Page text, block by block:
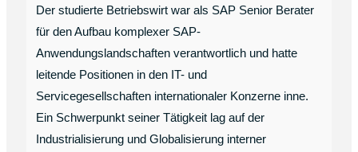
Der studierte Betriebswirt war als SAP Senior Berater
für den Aufbau komplexer SAP-
Anwendungslandschaften verantwortlich und hatte
leitende Positionen in den IT- und
Servicegesellschaften internationaler Konzerne inne.
Ein Schwerpunkt seiner Tätigkeit lag auf der
Industrialisierung und Globalisierung interner